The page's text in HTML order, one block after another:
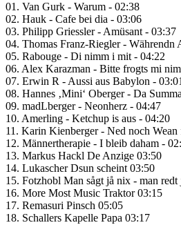
01. Van Gurk - Warum - 02:38
02. Hauk - Cafe bei dia - 03:06
03. Philipp Griessler - Amüsant - 03:37
04. Thomas Franz-Riegler - Währendn
05. Rabouge - Di nimm i mit - 04:22
06. Alex Karazman - Bitte frogts mi
07. Erwin R - Aussi aus Babylon - 03:01
08. Hannes ‚Mini‘ Oberger - Da
09. madLberger - Neonherz - 04:47
10. Amerling - Ketchup is aus - 04:20
11. Karin Kienberger - Ned noch Wean
12. Männertherapie - I bleib daham -
13. Markus Hackl De Anzige 03:50
14. Lukascher Dsun scheint 03:50
15. Fotzhobl Man sågt jå nix - man redt
16. More Most Music Traktor 03:15
17. Remasuri Pinsch 05:05
18. Schallers Kapelle Papa 03:17